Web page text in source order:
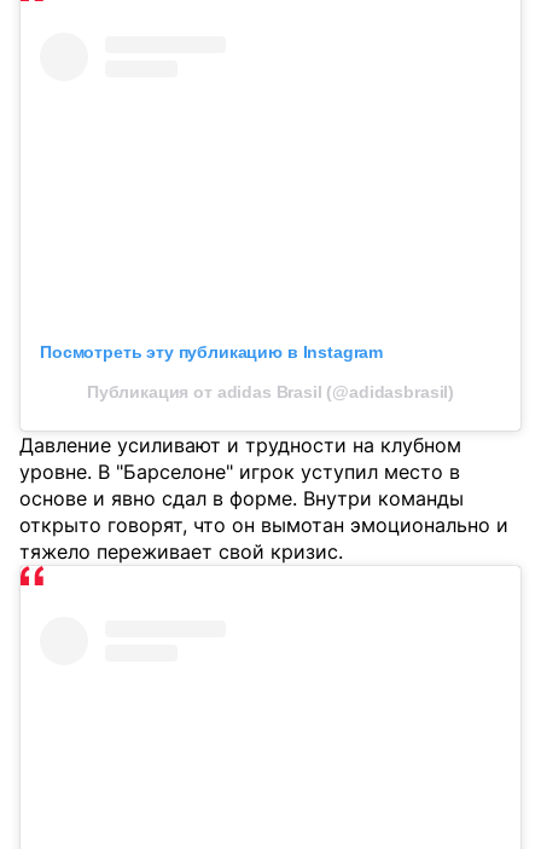
Посмотреть эту публикацию в Instagram
Публикация от adidas Brasil (@adidasbrasil)
Давление усиливают и трудности на клубном
уровне. В "Барселоне" игрок уступил место в
основе и явно сдал в форме. Внутри команды
открыто говорят, что он вымотан эмоционально и
тяжело переживает свой кризис.